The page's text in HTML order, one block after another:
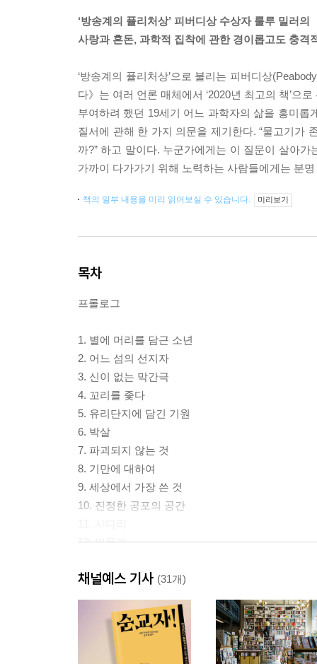
‘방송계의 퓰리처상’ 피버디상 수상자 룰루 밀러의
사랑과 혼돈, 과학적 집착에 관한 경이롭고도 충격
‘방송계의 퓰리처상’으로 불리는 피버디상
다》는 여러 언론 매체에서 ‘2020년 최고의 책’으
부여하려 했던 19세기 어느 과학자의 삶을 흥미
질서에 관해 한 가지 의문을 제기한다. “물고기가
까?” 하고 말이다. 누군가에게는 이 질문이 살아
가까이 다가가기 위해 노력하는 사람들에게는 분
책의 일부 내용을 미리 읽어보실 수 있습니다. 미리보기
목차
프롤로그
1. 별에 머리를 담근 소년
2. 어느 섬의 선지자
3. 신이 없는 막간극
4. 꼬리를 좇다
5. 유리단지에 담긴 기원
6. 박살
7. 파괴되지 않는 것
8. 기만에 대하여
9. 세상에서 가장 쓴 것
10. 진정한 공포의 공간
12. 민들레
에필로그
삽화에 관한 몇 마디
변화에 관한 몇 마디
감사의 말
채널예스 기사 (31개)